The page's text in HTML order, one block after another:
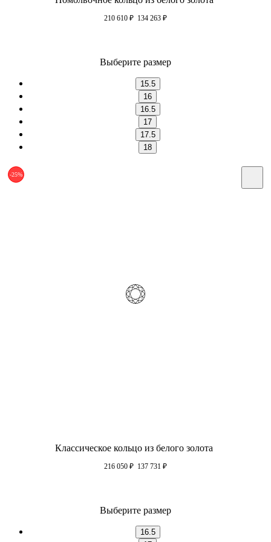
210 610 ₽ 134 263 ₽
Выберите размер
15.5
16
16.5
17
17.5
18
-25%
Классическое кольцо из белого золота
216 050 ₽ 137 731 ₽
Выберите размер
16.5